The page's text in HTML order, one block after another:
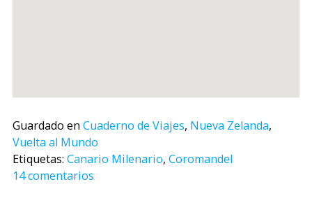
Guardado en Cuaderno de Viajes, Nueva Zelanda,
Vuelta al Mundo
Etiquetas: Canario Milenario, Coromandel
14 comentarios